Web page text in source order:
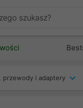
przewody i adaptery